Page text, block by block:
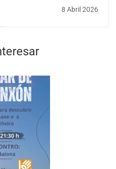
Antoloxías Bilingües
8 Abril 2026